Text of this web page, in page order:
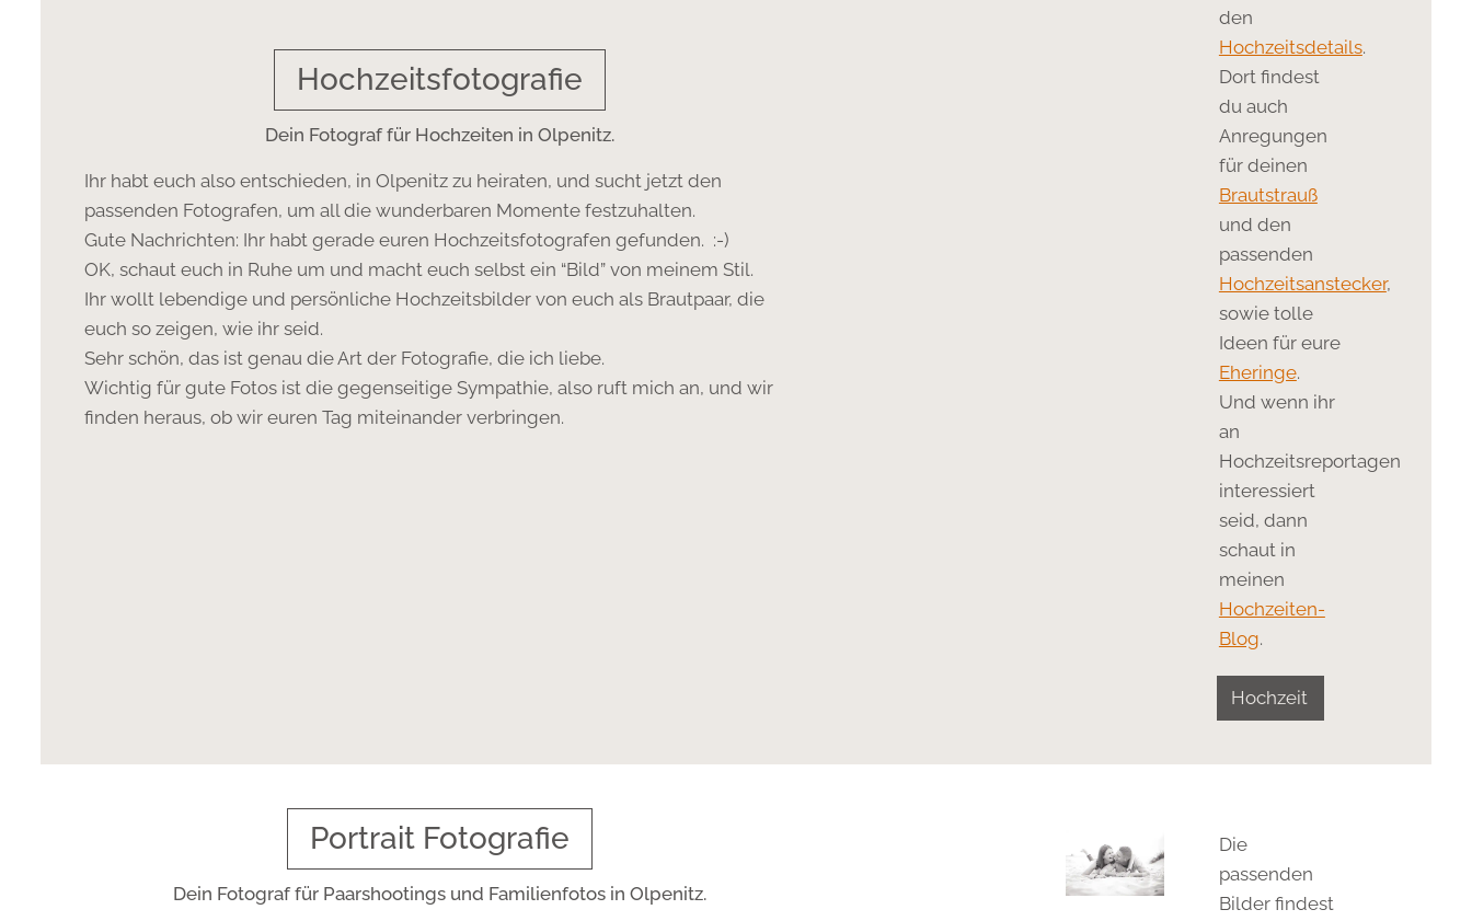
Hochzeitsfotografie
Dein Fotograf für Hochzeiten in Olpenitz.
Ihr habt euch also entschieden, in Olpenitz zu heiraten, und sucht jetzt den
passenden Fotografen, um all die wunderbaren Momente festzuhalten.
Gute Nachrichten: Ihr habt gerade euren Hochzeitsfotografen gefunden. :-)
OK, schaut euch in Ruhe um und macht euch selbst ein “Bild” von meinem Stil.
Ihr wollt lebendige und persönliche Hochzeitsbilder von euch als Brautpaar, die
euch so zeigen, wie ihr seid.
Sehr schön, das ist genau die Art der Fotografie, die ich liebe.
Wichtig für gute Fotos ist die gegenseitige Sympathie, also ruft mich an, und wir
finden heraus, ob wir euren Tag miteinander verbringen.
den
Hochzeitsdetails.
Dort findest
du auch
Anregungen
für deinen
Brautstrauß
und den
passenden
Hochzeitsanstecker,
sowie tolle
Ideen für eure
Eheringe.
Und wenn ihr
an
Hochzeitsreportagen
interessiert
seid, dann
schaut in
meinen
Hochzeiten-
Blog.
Hochzeit
Portrait Fotografie
Dein Fotograf für Paarshootings und Familienfotos in Olpenitz.
Die
passenden
Bilder findest